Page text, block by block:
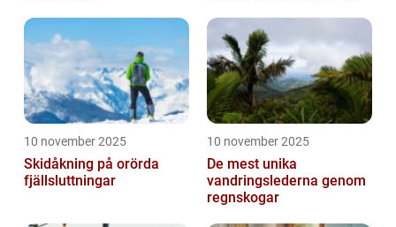
10 november 2025
Skidåkning på orörda
fjällsluttningar
10 november 2025
De mest unika
vandringslederna genom
regnskogar